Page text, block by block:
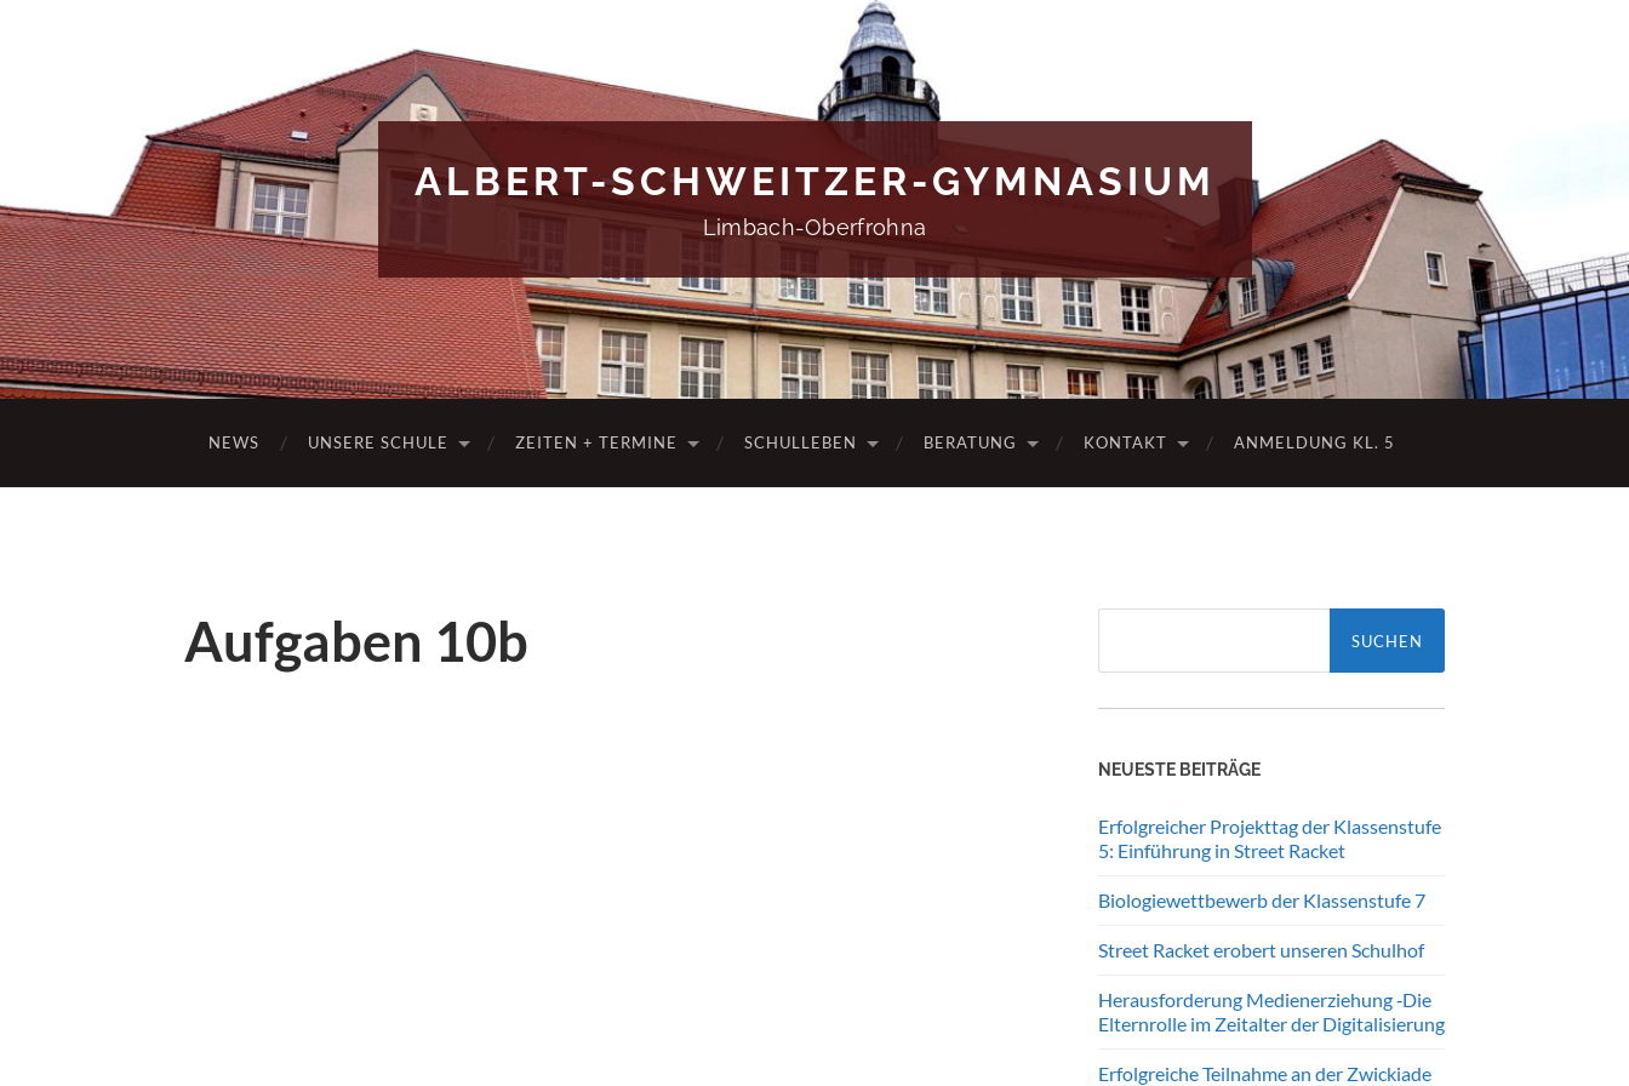
ALBERT-SCHWEITZER-GYMNASIUM
Limbach-Oberfrohna
NEWS UNSERE SCHULE ZEITEN + TERMINE SCHULLEBEN BERATUNG KONTAKT ANMELDUNG KL. 5
Aufgaben 10b
Suchen
NEUESTE BEITRÄGE
Erfolgreicher Projekttag der Klassenstufe
5: Einführung in Street Racket
Biologiewettbewerb der Klassenstufe 7
Street Racket erobert unseren Schulhof
Herausforderung Medienerziehung ‑Die
Elternrolle im Zeitalter der Digitalisierung
Erfolgreiche Teilnahme an der Zwickiade